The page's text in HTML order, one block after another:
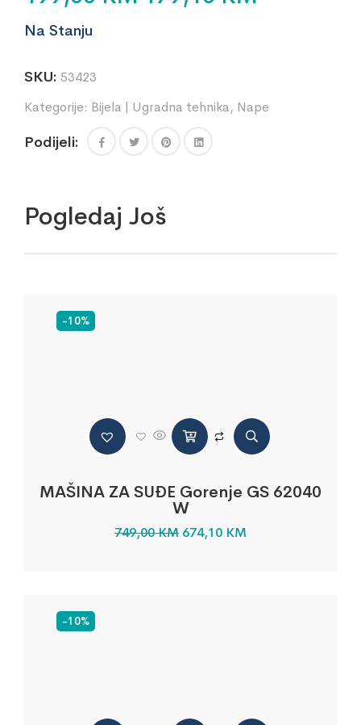
Na Stanju
SKU: 53423
Kategorije: Bijela | Ugradna tehnika, Nape
Podijeli:
Pogledaj Još
-10%
MAŠINA ZA SUĐE Gorenje GS 62040
W
749,00KM 674,10 KM
-10%